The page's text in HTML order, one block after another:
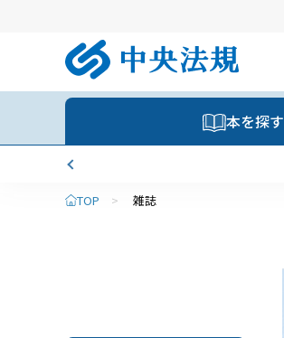
本を探す
TOP > 雑誌